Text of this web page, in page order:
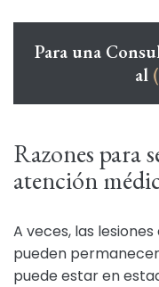
Para una
al
Razones para
atención
A veces, las
pueden
puede estar en